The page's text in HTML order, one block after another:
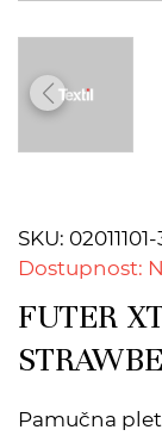
SKU:
Dostupnost:
FUTER
Pamučna